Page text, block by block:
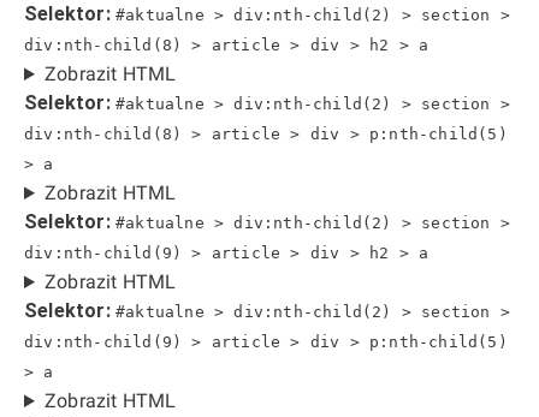
Selektor: #aktualne > div:nth-child(2) > section >
div:nth-child(8) > article > div > h2 > a
Zobrazit HTML
Selektor: #aktualne > div:nth-child(2) > section >
div:nth-child(8) > article > div > p:nth-child(5)
> a
Zobrazit HTML
Selektor: #aktualne > div:nth-child(2) > section >
div:nth-child(9) > article > div > h2 > a
Zobrazit HTML
Selektor: #aktualne > div:nth-child(2) > section >
div:nth-child(9) > article > div > p:nth-child(5)
> a
Zobrazit HTML